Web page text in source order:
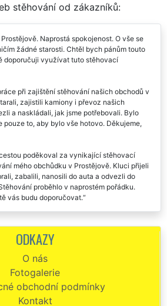
stěhování od zákazníků:
Naprostá spokojenost. O vše se
žádné starosti. Chtěl bych pánům touto
doporučuji využívat tuto stěhovací
při zajištění stěhování našich obchodů v
zajistili kamiony i převoz našich
a naskládali, jak jsme potřebovali. Bylo
pouze to, aby bylo vše hotovo. Děkujeme,
poděkoval za vynikající stěhovací
mého obchůdku v Prostějově. Kluci přijeli
zabalili, nanosili do auta a odvezli do
proběhlo v naprostém pořádku.
vás budu doporučovat.
zajistit stěhování našeho krámu v
to pro tuto společnost žádný problém. Za
dík.
ODKAZY
O nás
Fotogalerie
obchodní podmínky
Kontakt